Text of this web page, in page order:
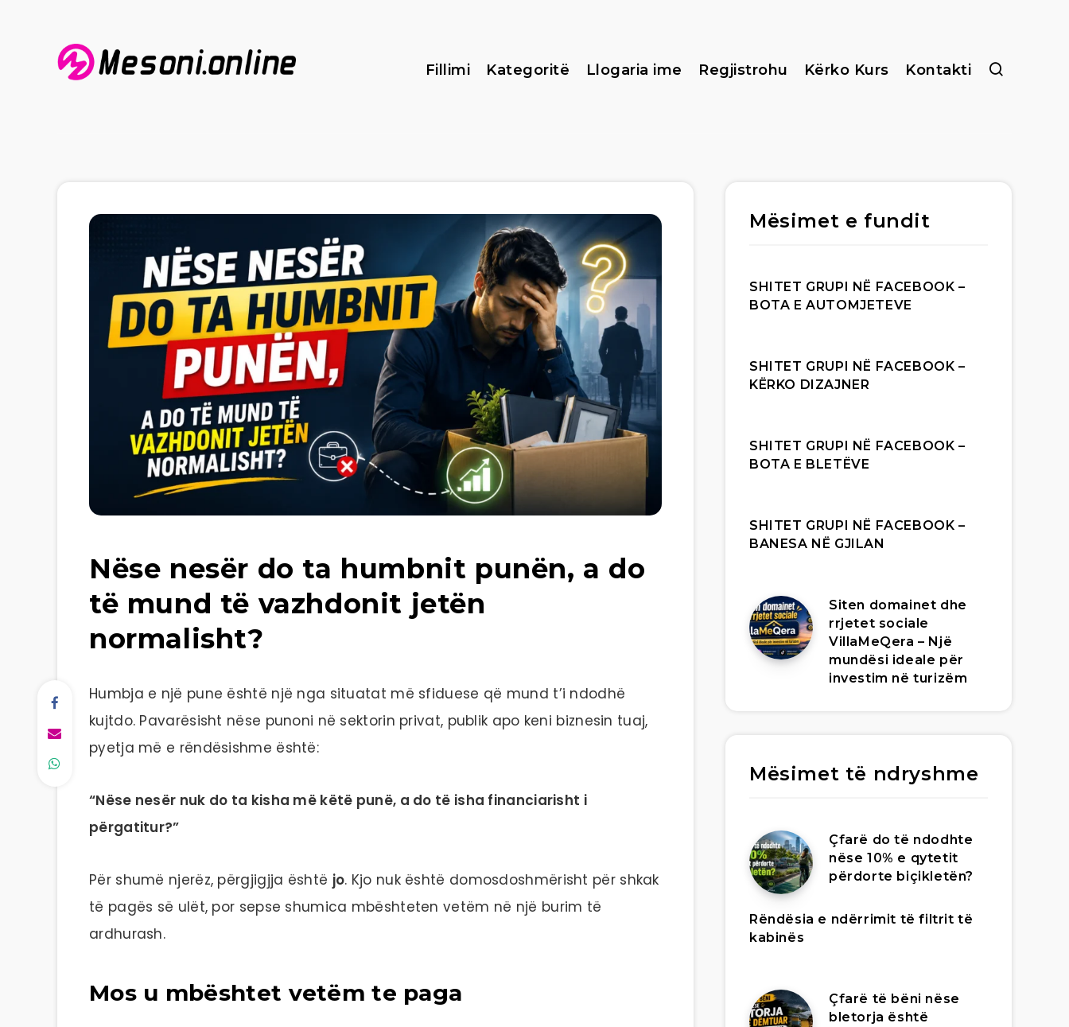
Fillimi Kategoritë Llogaria ime Regjistrohu Kërko Kurs Kontakti
Nëse nesër do ta humbnit punën, a do
të mund të vazhdonit jetën
normalisht?
Humbja e një pune është një nga situatat më sfiduese që mund t’i ndodhë
kujtdo. Pavarësisht nëse punoni në sektorin privat, publik apo keni biznesin tuaj,
pyetja më e rëndësishme është:
“Nëse nesër nuk do ta kisha më këtë punë, a do të isha financiarisht i
përgatitur?”
Për shumë njerëz, përgjigjja është jo. Kjo nuk është domosdoshmërisht për shkak
të pagës së ulët, por sepse shumica mbështeten vetëm në një burim të
ardhurash.
Mos u mbështet vetëm te paga
Mësimet e fundit
SHITET GRUPI NË FACEBOOK –
BOTA E AUTOMJETEVE
SHITET GRUPI NË FACEBOOK –
KËRKO DIZAJNER
SHITET GRUPI NË FACEBOOK –
BOTA E BLETËVE
SHITET GRUPI NË FACEBOOK –
BANESA NË GJILAN
Siten domainet dhe
rrjetet sociale
VillaMeQera – Një
mundësi ideale për
investim në turizëm
Mësimet të ndryshme
Çfarë do të ndodhte
nëse 10% e qytetit
përdorte biçikletën?
Rëndësia e ndërrimit të filtrit të
kabinës
Çfarë të bëni nëse
bletorja është